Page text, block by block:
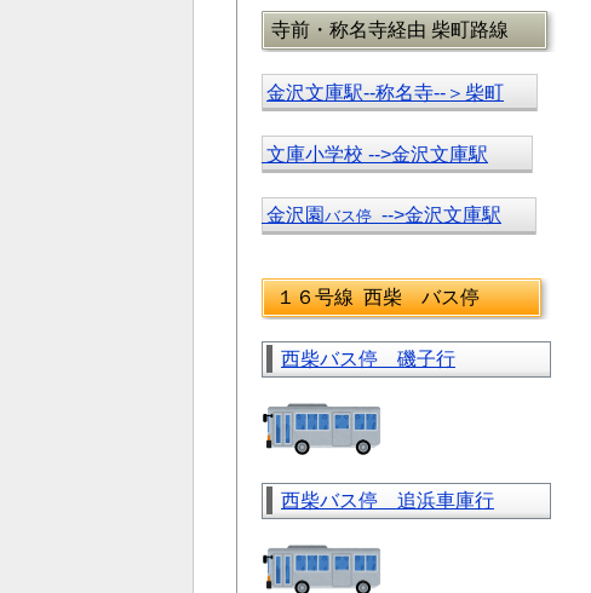
寺前・称名寺経由 柴町路線
金沢文庫駅--称名寺--＞柴町
文庫小学校 -->金沢文庫駅
金沢園 バス停 -->金沢文庫駅
１６号線 西柴 バス停
西柴バス停 磯子行
西柴バス停 追浜車庫行